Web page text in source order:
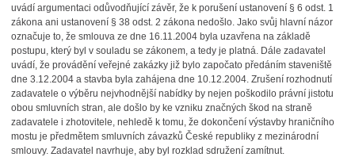
uvádí argumentaci odůvodňující závěr, že k porušení ustanovení § 6 odst. 1
zákona ani ustanovení § 38 odst. 2 zákona nedošlo. Jako svůj hlavní názor
označuje to, že smlouva ze dne 16.11.2004 byla uzavřena na základě
postupu, který byl v souladu se zákonem, a tedy je platná. Dále zadavatel
uvádí, že provádění veřejné zakázky již bylo započato předáním staveniště
dne 3.12.2004 a stavba byla zahájena dne 10.12.2004. Zrušení rozhodnutí
zadavatele o výběru nejvhodnější nabídky by nejen poškodilo právní jistotu
obou smluvních stran, ale došlo by ke vzniku značných škod na straně
zadavatele i zhotovitele, nehledě k tomu, že dokončení výstavby hraničního
mostu je předmětem smluvních závazků České republiky z mezinárodní
smlouvy. Zadavatel navrhuje, aby byl rozklad sdružení zamítnut.